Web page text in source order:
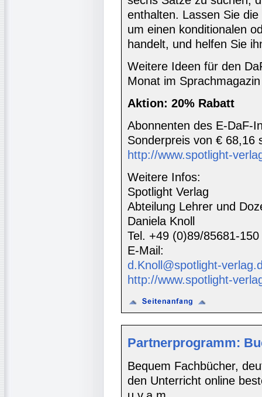
enthalten. Lassen Sie
um einen konditionalen
handelt, und helfen Sie
Weitere Ideen für den
Monat im
Aktion: 20% Rabatt
Abonnenten des E-DaF-
Sonderpreis von € 68,16
http://www.spotlight-
Weitere Infos:
Spotlight Verlag
Abteilung Lehrer und
Daniela Knoll
Tel. +49 (0)89/85681-150
E-Mail:
d.Knoll@spotlight-
http://www.spotlight-
Partnerprogramm:
Bequem Fachbücher,
den Unterricht online